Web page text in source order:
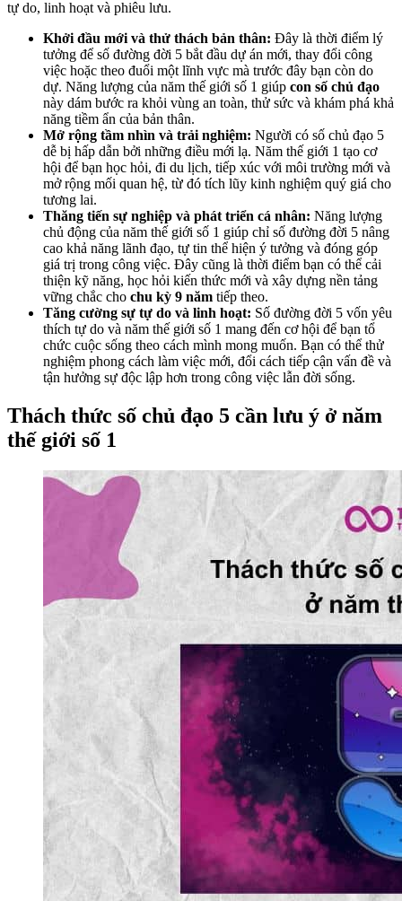
tự do, linh hoạt và phiêu lưu.
Khởi đầu mới và thử thách bản thân: Đây là thời điểm lý
tưởng để số đường đời 5 bắt đầu dự án mới, thay đổi công
việc hoặc theo đuổi một lĩnh vực mà trước đây bạn còn do
dự. Năng lượng của năm thế giới số 1 giúp con số chủ đạo
này dám bước ra khỏi vùng an toàn, thử sức và khám phá khả
năng tiềm ẩn của bản thân.
Mở rộng tầm nhìn và trải nghiệm: Người có số chủ đạo 5
dễ bị hấp dẫn bởi những điều mới lạ. Năm thế giới 1 tạo cơ
hội để bạn học hỏi, đi du lịch, tiếp xúc với môi trường mới và
mở rộng mối quan hệ, từ đó tích lũy kinh nghiệm quý giá cho
tương lai.
Thăng tiến sự nghiệp và phát triển cá nhân: Năng lượng
chủ động của năm thế giới số 1 giúp chỉ số đường đời 5 nâng
cao khả năng lãnh đạo, tự tin thể hiện ý tưởng và đóng góp
giá trị trong công việc. Đây cũng là thời điểm bạn có thể cải
thiện kỹ năng, học hỏi kiến thức mới và xây dựng nền tảng
vững chắc cho chu kỳ 9 năm tiếp theo.
Tăng cường sự tự do và linh hoạt: Số đường đời 5 vốn yêu
thích tự do và năm thế giới số 1 mang đến cơ hội để bạn tổ
chức cuộc sống theo cách mình mong muốn. Bạn có thể thử
nghiệm phong cách làm việc mới, đổi cách tiếp cận vấn đề và
tận hưởng sự độc lập hơn trong công việc lẫn đời sống.
Thách thức số chủ đạo 5 cần lưu ý ở năm
thế giới số 1